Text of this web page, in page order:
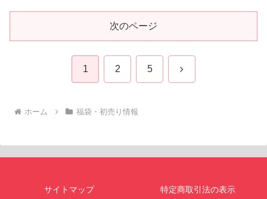
次のページ
1 2 5 次
ホーム 福袋・初売り情報
サイトマップ 特定商取引法の表示